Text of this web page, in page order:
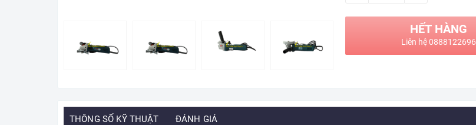
HẾT HÀNG
Liên hệ 0888122696
THÔNG SỐ KỸ THUẬT ĐÁNH GIÁ